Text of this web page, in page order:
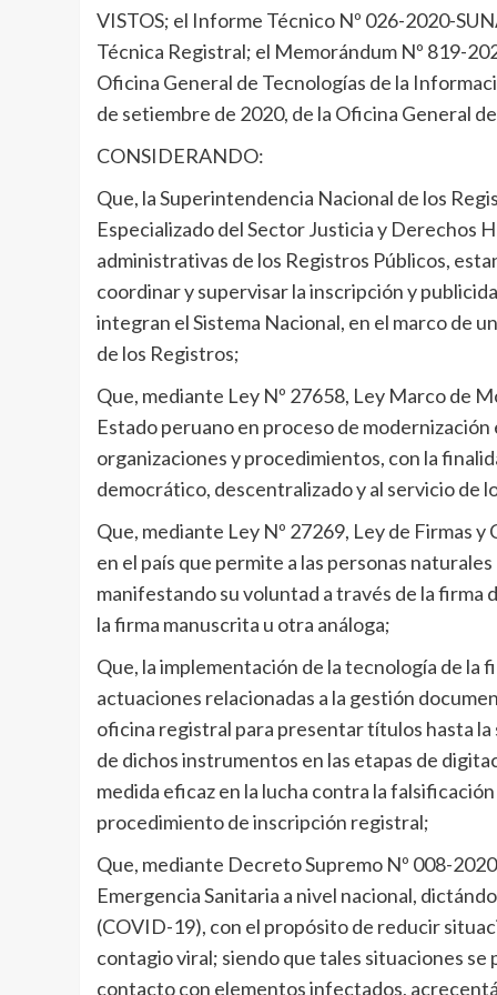
VISTOS; el Informe Técnico Nº 026-2020-
Técnica Registral; el Memorándum Nº 819-
Oficina General de Tecnologías de la
de setiembre de 2020, de la Oficina General
CONSIDERANDO:
Que, la Superintendencia Nacional de los
Especializado del Sector Justicia y Derechos
administrativas de los Registros Públicos,
coordinar y supervisar la inscripción y
integran el Sistema Nacional, en el marco de
de los Registros;
Que, mediante Ley Nº 27658, Ley Marco de
Estado peruano en proceso de
organizaciones y procedimientos, con la
democrático, descentralizado y al servicio de
Que, mediante Ley Nº 27269, Ley de Firmas
en el país que permite a las personas
manifestando su voluntad a través de la firma
la firma manuscrita u otra análoga;
Que, la implementación de la tecnología de
actuaciones relacionadas a la gestión
oficina registral para presentar títulos hasta
de dichos instrumentos en las etapas de
medida eficaz en la lucha contra la
procedimiento de inscripción registral;
Que, mediante Decreto Supremo Nº 008-
Emergencia Sanitaria a nivel nacional,
(COVID-19), con el propósito de reducir
contagio viral; siendo que tales situaciones
contacto con elementos infectados,